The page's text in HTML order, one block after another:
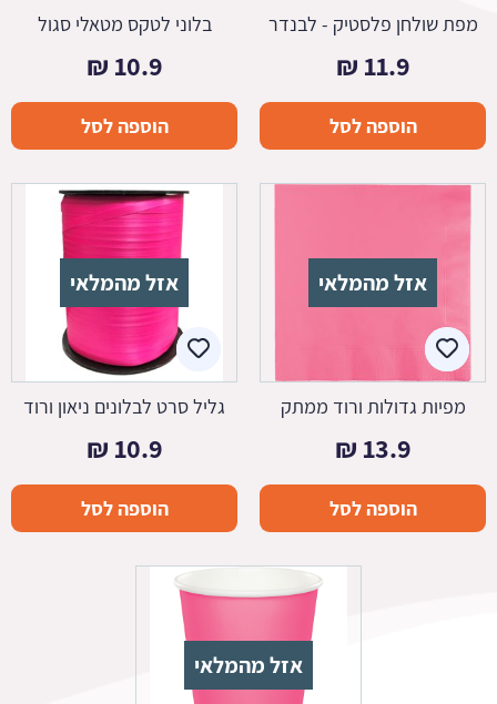
מפת שולחן פלסטיק - לבנדר
11.9
₪
הוספה לסל
בלוני לטקס מטאלי סגול
10.9
₪
הוספה לסל
אזל מהמלאי
מפיות גדולות ורוד ממתק
13.9
₪
הוספה לסל
אזל מהמלאי
גליל סרט לבלונים ניאון ורוד
10.9
₪
הוספה לסל
אזל מהמלאי